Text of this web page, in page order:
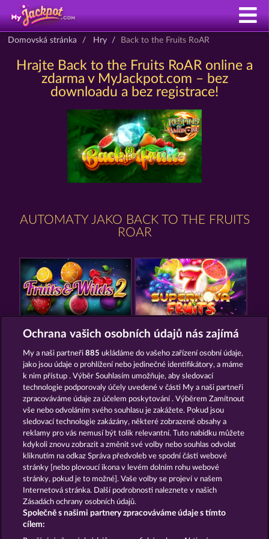
Domovská stránka Hry Back to the Fruits RoAR
Hrajte Back to the Fruits RoAR online a
zdarma v MyJackpot.com – bez
downloadu a bez registrace!
AUTOMATY JAKO BACK TO THE FRUITS
ROAR
FRUITS & WILDS 2
FRUIT MANIA RHFP STICKY DIAMONDS
Podmínky Prohlášení o ochraně údajů
Kontakt Společnost Časté dotazy
Glosář Partnerský program Facebook
Ochrana vašich osobních údajů nás zajímá
My a naši partneři885 ukládáme do vašeho zařízení osobní údaje,
jako jsou údaje o prohlížení nebo jedinečné identifikátory, a máme
k nim přístup . Výběr Souhlasím umožňuje, aby sledovací
technologie podporovaly účely uvedené v části My a naši partneři
zpracováváme údaje za účelem poskytování . Výběrem Zamítnout
vše nebo odvoláním svého souhlasu je zakážete. Pokud jsou
sledovací technologie zakázány, některé zobrazené obsahy a
reklamy pro vás nemusí být tolik relevantní. Tuto nabídku můžete
kdykoli znovu zobrazit a změnit své volby nebo souhlas odvolat
kliknutím na odkaz Správa předvoleb ve spodní části webové
stránky [nebo plovoucí ikona v levém dolním rohu webové
stránky, pokud je to možné]. Vaše volby se projeví v našem
Internetová stránka. Další podrobnosti naleznete v našich
Zásadách ochrany osobních údajů.
Společně s našimi partnery zpracováváme údaje s tímto
cílem: